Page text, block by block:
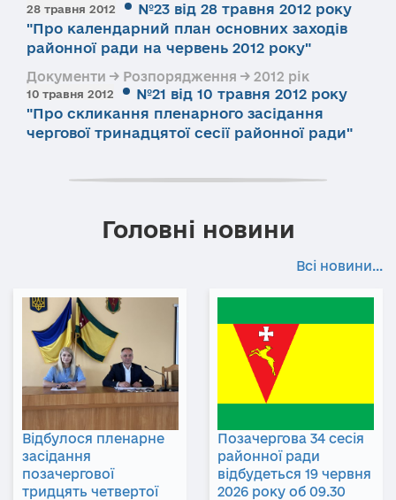
28 травня 2012
№23 від 28 травня 2012 року
"Про календарний план основних заходів
районної ради на червень 2012 року"
Документи → Розпорядження → 2012 рік
10 травня 2012
№21 від 10 травня 2012 року
"Про скликання пленарного засідання
чергової тринадцятої сесії районної ради"
Головні новини
Всі новини...
Відбулося пленарне
засідання
позачергової
тридцять четвертої
Позачергова 34 сесія
районної ради
відбудеться 19 червня
2026 року об 09.30